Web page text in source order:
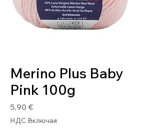
Merino Plus Baby
Pink 100g
5,90 €
НДС Включая